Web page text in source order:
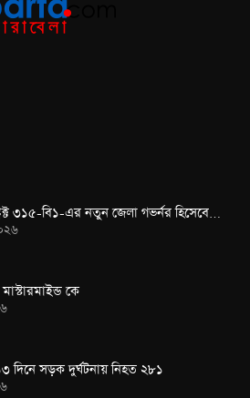
৩১৫-বি১-এর নতুন জেলা গভর্নর হিসেবে…
কে
দিনে সড়ক দুর্ঘটনায় নিহত ২৮১